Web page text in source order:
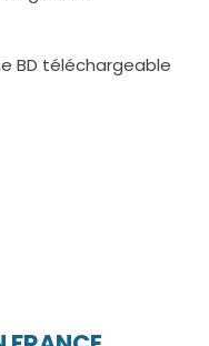
BD téléchargeable